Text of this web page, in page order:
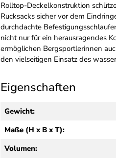
Rolltop-Deckelkonstruktion
Rucksacks sicher vor dem
durchdachte
nicht nur für ein herausragendes
ermöglichen Bergsportlerinnen
den vielseitigen Einsatz des
Eigenschaften
Gewicht:
Maße (H x B x T):
Volumen: